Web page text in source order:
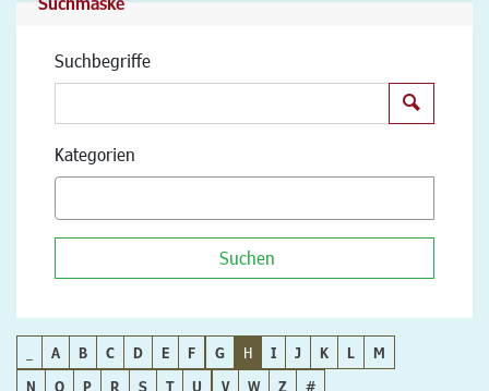
Suchbegriffe
Kategorien
Suchen
A B C D E F G H I J K L
M
N
O P R S T U V W Z #